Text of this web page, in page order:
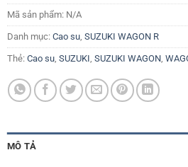
Mã sản phẩm: N/A
Danh mục: Cao su, SUZUKI WAGON R
Thẻ: Cao su, SUZUKI, SUZUKI WAGON,
MÔ TẢ